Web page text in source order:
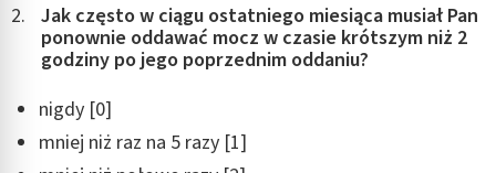
Jak często w ciągu ostatniego miesiąca musiał Pan
ponownie oddawać mocz w czasie krótszym niż 2
godziny po jego poprzednim oddaniu?
nigdy [0]
mniej niż raz na 5 razy [1]